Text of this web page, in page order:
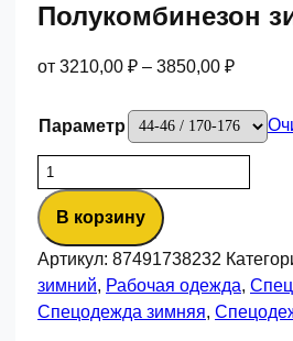
Полукомбинезон
от 3210,00 ₽ – 3850,00 ₽
Параметр
Количество
товара
Полукомбинезон
зимний
Фаворит
(тк.Смесовая,240),
т.серый
В корзину
Артикул: 87491738232
зимний, Рабочая одежда,
Спецодежда зимняя,